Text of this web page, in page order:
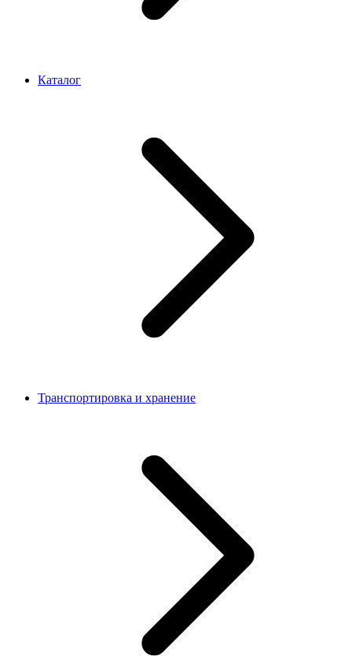
Каталог
Транспортировка и хранение